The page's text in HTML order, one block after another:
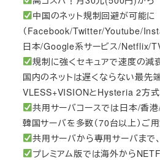
中国のネット規制回避が可能に
（Facebook/Twitter/Youtube/
日本/Google系サービス/Netflix/
規制に強くセキュアで速度の減
国内のネットは遅くならない最先
VLESS+VISIONとHysteria 2方
共用サーバコースでは日本/香
韓国サーバを多数（70台以上）ご
共用サーバから専用サーバまで
プレミアム版では海外から